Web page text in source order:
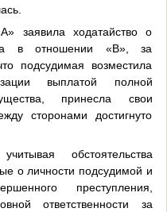
заявила ходатайство о
в отношении «В», за
подсудимая возместила
выплатой полной
принесла свои
сторонами достигнуто
обстоятельства
о личности подсудимой и
преступления,
ответственности за